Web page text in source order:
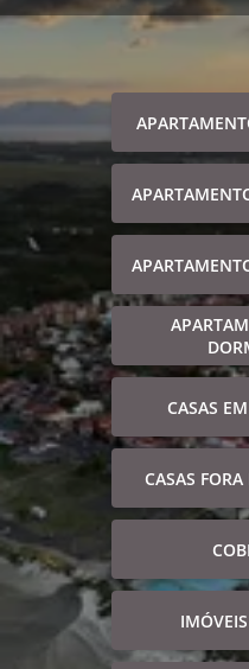
CASAS
CASAS